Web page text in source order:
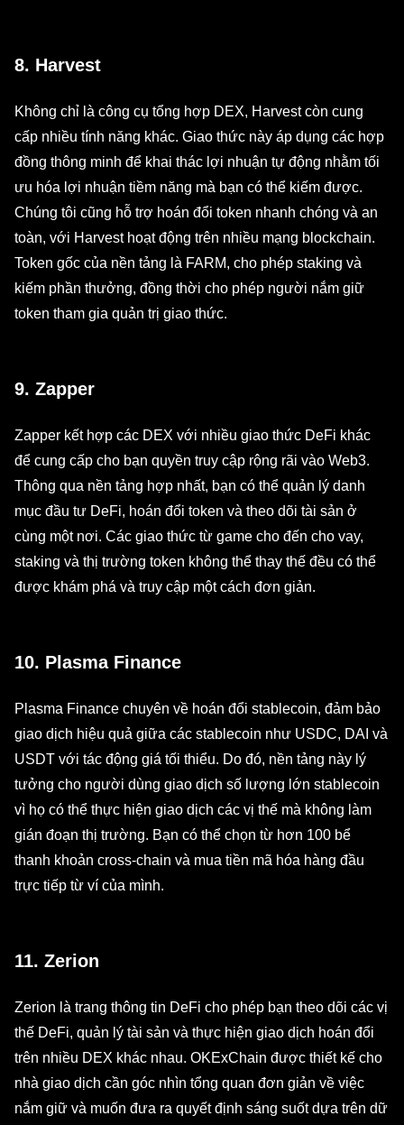
8. Harvest
Không chỉ là công cụ tổng hợp DEX, Harvest còn cung
cấp nhiều tính năng khác. Giao thức này áp dụng các hợp
đồng thông minh để khai thác lợi nhuận tự động nhằm tối
ưu hóa lợi nhuận tiềm năng mà bạn có thể kiếm được.
Chúng tôi cũng hỗ trợ hoán đổi token nhanh chóng và an
toàn, với Harvest hoạt động trên nhiều mạng blockchain.
Token gốc của nền tảng là FARM, cho phép staking và
kiếm phần thưởng, đồng thời cho phép người nắm giữ
token tham gia quản trị giao thức.
9. Zapper
Zapper kết hợp các DEX với nhiều giao thức DeFi khác
để cung cấp cho bạn quyền truy cập rộng rãi vào Web3.
Thông qua nền tảng hợp nhất, bạn có thể quản lý danh
mục đầu tư DeFi, hoán đổi token và theo dõi tài sản ở
cùng một nơi. Các giao thức từ game cho đến cho vay,
staking và thị trường token không thể thay thế đều có thể
được khám phá và truy cập một cách đơn giản.
10. Plasma Finance
Plasma Finance chuyên về hoán đổi stablecoin, đảm bảo
giao dịch hiệu quả giữa các stablecoin như USDC, DAI và
USDT với tác động giá tối thiểu. Do đó, nền tảng này lý
tưởng cho người dùng giao dịch số lượng lớn stablecoin
vì họ có thể thực hiện giao dịch các vị thế mà không làm
gián đoạn thị trường. Bạn có thể chọn từ hơn 100 bể
thanh khoản cross-chain và mua tiền mã hóa hàng đầu
trực tiếp từ ví của mình.
11. Zerion
Zerion là trang thông tin DeFi cho phép bạn theo dõi các vị
thế DeFi, quản lý tài sản và thực hiện giao dịch hoán đổi
trên nhiều DEX khác nhau. OKExChain được thiết kế cho
nhà giao dịch cần góc nhìn tổng quan đơn giản về việc
nắm giữ và muốn đưa ra quyết định sáng suốt dựa trên dữ